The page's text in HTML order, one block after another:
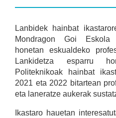
Lanbidek hainbat
Mondragon Goi Eskola
honetan eskualdeko
Lankidetza esparru
Politeknikoak hainbat
2021 eta 2022 bitartean
eta laneratze aukerak
Ikastaro hauetan